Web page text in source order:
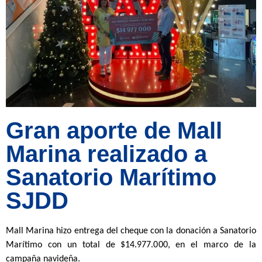
Gran aporte de Mall
Marina realizado a
Sanatorio Marítimo
SJDD
Mall Marina hizo entrega del cheque con la donación a Sanatorio
Marítimo con un total de $14.977.000, en el marco de la
campaña navideña.